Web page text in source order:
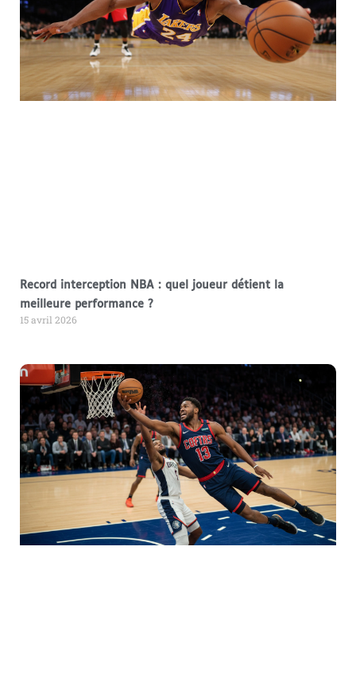
Record interception NBA : quel joueur détient la
meilleure performance ?
15 avril 2026